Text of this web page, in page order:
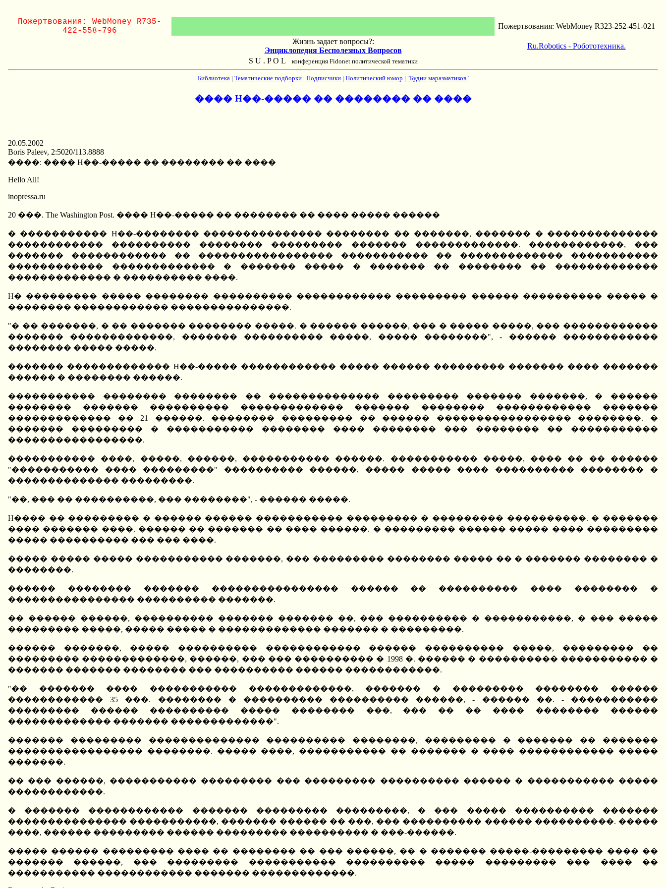
Пожертвования: WebMoney R735-
422-558-796
Пожертвования: WebMoney R323-252-451-021
Жизнь задает вопросы?:
Энциклопедия Бесполезных Вопросов
Ru.Robotics - Робототехника.
S U . P O L конференция Fidonet политической тематики
Библиотека| Тематические подборки| Подписчики| Политический юмор | "Будни маразматиков"
���� H��-����� �� �������� �� ����
20.05.2002
Boris Paleev, 2:5020/113.8888
����: ���� H��-����� �� �������� �� ����
Hello All!
inopressa.ru
20 ���. The Washington Post. ���� H��-����� �� �������� �� ���� ����� ������
� ����������� H��-�������� ��������������� �������� �� �������, ������� � ��������������
������������ ���������� �������� ��������� ������� �������������. ������������, ���
������� ������������ �� ����������������� ����������� �� ������������� �����������
������������ ������������� � ������� ����� � ������� �� �������� �� �������������
������������� � ���������� ����.
H� ��������� ����� �������� ���������� ������������ ��������� ������ ���������� ����� �
�������� ������������ ���������������.
"� �� �������, � �� ������� �������� �����. � ������ ������, ��� � ����� �����, ��� ������������
������� �������������, ������� ���������� �����, ����� ��������", - ������ ������������
�������� ����� �����.
������� ������������� H��-����� ������������ ����� ������ ��������� ������� ���� �������
������ � �������� ������.
����������� �������� �������� �� �������������� ��������� ������� �������, � ������
�������� ������� ���������� ������������� ������� �������� ������������ �������
������������� �� 21 ������. �������� ��������� �� ������ ����������������� ��������. �
������� ��������� � ����������� �������� ���� �������� ��� �������� �� �����������
�����������������.
����������� ����, �����, ������, ����������� ������. ����������� �����, ���� �� �� ������
"����������� ���� ���������" ���������� ������, ����� ����� ���� ���������� �������� �
�������������� ���������.
"��, ��� �� ����������, ��� ��������", - ������ �����.
H���� �� ��������� � ������ ������ ����������� ��������� � ��������� ����������. � �������
���� ������� ����. ������ �� ������� �� ���� ������. � ��������� ������ ����� ���� ���������
����� ���������� ��� ��� ����.
����� ����� ����� ����������� �������, ��� ��������� �������� ����� �� � ������� �������� �
��������.
������ �������� ������� ���������������� ������ �� ���������� ���� �������� �
���������������� ���������� �������.
�� ������ ������, ���������� ������� ������� ��, ��� ���������� � �����������, � ��� �����
��������� �����, ����� ����� � ������������� ������� � ���������.
������ �������, ����� ���������� ������������ ������ ���������� �����, ��������� ��
��������� �������������, ������, ��� ��� ���������� � 1998 �. ������ � ���������� ����������� �
������� ������� �������� ��� ���������� ������ ������������.
"�� ������� ���� ����������� �������������, ������� � ��������� �������� ������
������������ 35 ���. �������� � ���������� ���������� ������, - ������ ��. - �����������
��������� ������ ���������� ����� �������� ���, ��� �� �� ���� �������� ������
������������� ������� �������������".
������� ��������� �������������� ���������� ��������, ��������� � ������� �� �������
����������������� ��������. ����� ����, ����������� �� ������� � ���� ������������ �����
�������.
�� ��� ������, ����������� ��������� ��� ��������� ���������� ������ � ����������� �����
������������.
� ������� ������������ ������� ��������� ���������, � ��� ����� ���������� �������
��������������� �����������, ������� ������ �� ���, ��� ���������� ������ ����������. �����
����, ������ ��������� ������ ��������� ���������� � ���-������.
����� ������ ��������� ���� �� �������� �� ��� ������, �� � ������� �����-��������� ���� ��
������� ������, ��� ��������� ����������� ���������� ����� ��������� ��� ���� ��
����������� ������������ ������� �������������.